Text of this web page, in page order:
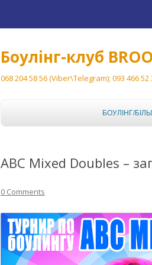
Боулінг-клуб
068 204 58 56 (Viber\Telegram); 093 466 52
БОУЛІНГ/
БІЛЬЯРД
ABC Mixed Doubles –
0 Comments